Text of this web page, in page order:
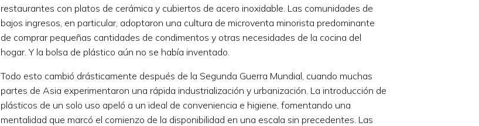
restaurantes con platos de cerámica y cubiertos de acero inoxidable. Las comunidades de
bajos ingresos, en particular, adoptaron una cultura de microventa minorista predominante
de comprar pequeñas cantidades de condimentos y otras necesidades de la cocina del
hogar. Y la bolsa de plástico aún no se había inventado.
Todo esto cambió drásticamente después de la Segunda Guerra Mundial, cuando muchas
partes de Asia experimentaron una rápida industrialización y urbanización. La introducción de
plásticos de un solo uso apeló a un ideal de conveniencia e higiene, fomentando una
mentalidad que marcó el comienzo de la disponibilidad en una escala sin precedentes. Las